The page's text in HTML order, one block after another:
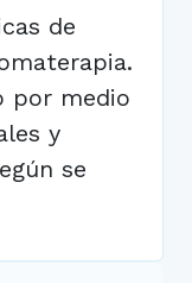
de
por medio
y
se